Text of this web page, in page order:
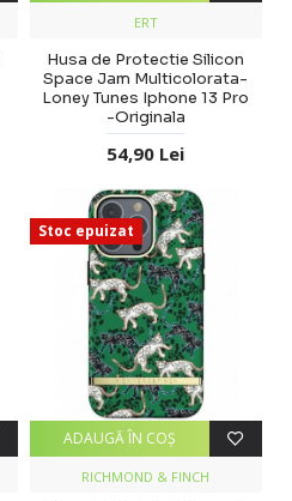
ERT
Husa de Protectie Silicon
Space Jam Multicolorata-
Loney Tunes Iphone 13 Pro
-Originala
54,90 Lei
Stoc epuizat
RICHMOND & FINCH
ADAUGĂ ÎN COŞ